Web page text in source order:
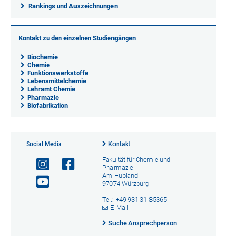
Rankings und Auszeichnungen
Kontakt zu den einzelnen Studiengängen
Biochemie
Chemie
Funktionswerkstoffe
Lebensmittelchemie
Lehramt Chemie
Pharmazie
Biofabrikation
Social Media Kontakt
Fakultät für Chemie und
Pharmazie
Am Hubland
97074 Würzburg
Tel.: +49 931 31-85365
E-Mail
Suche Ansprechperson